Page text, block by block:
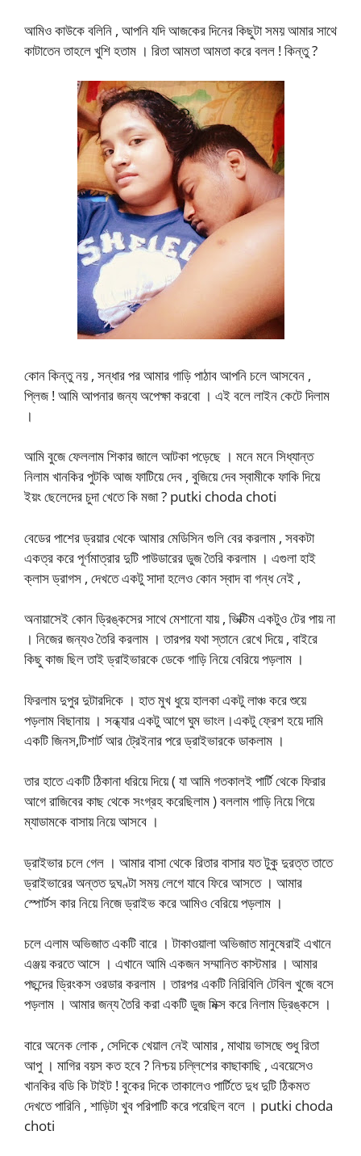
আমিও কাউকে বলিনি , আপনি যদি আজকের দিনের কিছুটা সময় আমার সাথে
কাটাতেন তাহলে খুশি হতাম । রিতা আমতা আমতা করে বলল ! কিন্তু ?
কোন কিন্তু নয় , সন্ধার পর আমার গাড়ি পাঠাব আপনি চলে আসবেন ,
প্লিজ ! আমি আপনার জন্য অপেক্ষা করবো । এই বলে লাইন কেটে দিলাম
।
আমি বুজে ফেললাম শিকার জালে আটকা পড়েছে । মনে মনে সিধ্যান্ত
নিলাম খানকির পুটকি আজ ফাটিয়ে দেব , বুজিয়ে দেব স্বামীকে ফাকি দিয়ে
ইয়ং ছেলেদের চুদা খেতে কি মজা ? putki choda choti
বেডের পাশের ড্রয়ার থেকে আমার মেডিসিন গুলি বের করলাম , সবকটা
একত্র করে পূর্ণমাত্রার দুটি পাউডারের ডুজ তৈরি করলাম । এগুলা হাই
ক্লাস ড্রাগস , দেখতে একটু সাদা হলেও কোন স্বাদ বা গন্ধ নেই ,
অনায়াসেই কোন ড্রিঙ্কসের সাথে মেশানো যায় , ভিক্টিম একটুও টের পায় না
। নিজের জন্যও তৈরি করলাম । তারপর যথা স্তানে রেখে দিয়ে , বাইরে
কিছু কাজ ছিল তাই ড্রাইভারকে ডেকে গাড়ি নিয়ে বেরিয়ে পড়লাম ।
ফিরলাম দুপুর দুটারদিকে । হাত মুখ ধুয়ে হালকা একটু লাঞ্চ করে শুয়ে
পড়লাম বিছানায় । সন্ধ্যার একটু আগে ঘুম ভাংল।একটু ফ্রেশ হয়ে দামি
একটি জিনস,টিশার্ট আর ট্রেইনার পরে ড্রাইভারকে ডাকলাম ।
তার হাতে একটি ঠিকানা ধরিয়ে দিয়ে ( যা আমি গতকালই পার্টি থেকে ফিরার
আগে রাজিবের কাছ থেকে সংগ্রহ করেছিলাম ) বললাম গাড়ি নিয়ে গিয়ে
ম্যাডামকে বাসায় নিয়ে আসবে ।
ড্রাইভার চলে গেল । আমার বাসা থেকে রিতার বাসার যত টুকু দুরত্ত তাতে
ড্রাইভারের অন্তত দুঘণ্টা সময় লেগে যাবে ফিরে আসতে । আমার
স্পোর্টস কার নিয়ে নিজে ড্রাইভ করে আমিও বেরিয়ে পড়লাম ।
চলে এলাম অভিজাত একটি বারে । টাকাওয়ালা অভিজাত মানুষেরাই এখানে
এঞ্জয় করতে আসে । এখানে আমি একজন সম্মানিত কাস্টমার । আমার
পছন্দের ড্রিংকস ওরডার করলাম । তারপর একটি নিরিবিলি টেবিল খুজে বসে
পড়লাম । আমার জন্য তৈরি করা একটি ডুজ মিক্স করে নিলাম ড্রিঙ্কসে ।
বারে অনেক লোক , সেদিকে খেয়াল নেই আমার , মাথায় ভাসছে শুধু রিতা
আপু । মাগির বয়স কত হবে ? নিশ্চয় চল্লিশের কাছাকাছি , এবয়েসেও
খানকির বডি কি টাইট ! বুকের দিকে তাকালেও পার্টিতে দুধ দুটি ঠিকমত
দেখতে পারিনি , শাড়িটা খুব পরিপাটি করে পরেছিল বলে । putki choda
choti